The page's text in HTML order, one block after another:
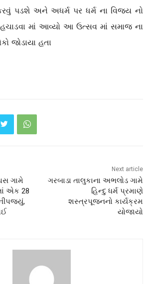
પડશે અને અધર્મ પર ધર્મ ના વિજય નો
માં આવ્યો આ ઉત્સવ માં સમાજ ના
જોડાયા હતા
ગામે
એક 28
Next article
ગરબાડા તાલુકાના અભલોડ ગામે
હિન્દુ ધર્મ પ્રમાણે
શસ્ત્રપૂજનનો કાર્યક્રમ
યોજાયો